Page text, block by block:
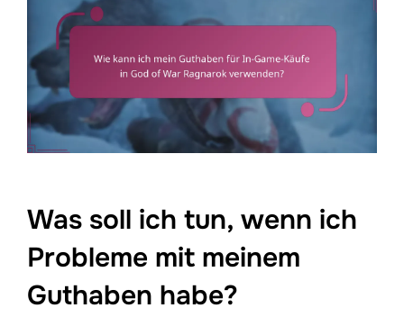
Was soll ich tun, wenn ich
Probleme mit meinem
Guthaben habe?